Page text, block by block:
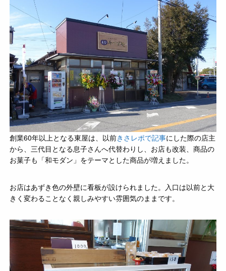
創業60年以上となる東屋は、以前きさレポで記事にした際の店主
から、三代目となる息子さんへ代替わりし、お店も改装、商品の
お菓子も「和モダン」をテーマとした商品が増えました。
お店はあずき色の外壁に看板が設けられました。入口は以前と大
きく変わることなく親しみやすい雰囲気のままです。